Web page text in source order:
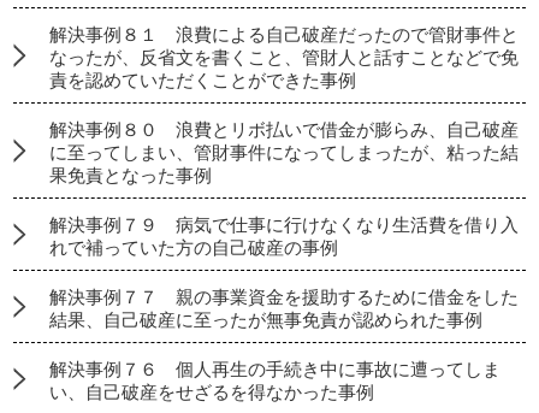
解決事例８１ 浪費による自己破産だったので管財事件と
なったが、反省文を書くこと、管財人と話すことなどで免
責を認めていただくことができた事例
解決事例８０ 浪費とリボ払いで借金が膨らみ、自己破産
に至ってしまい、管財事件になってしまったが、粘った結
果免責となった事例
解決事例７９ 病気で仕事に行けなくなり生活費を借り入
れで補っていた方の自己破産の事例
解決事例７７ 親の事業資金を援助するために借金をした
結果、自己破産に至ったが無事免責が認められた事例
解決事例７６ 個人再生の手続き中に事故に遭ってしま
い、自己破産をせざるを得なかった事例